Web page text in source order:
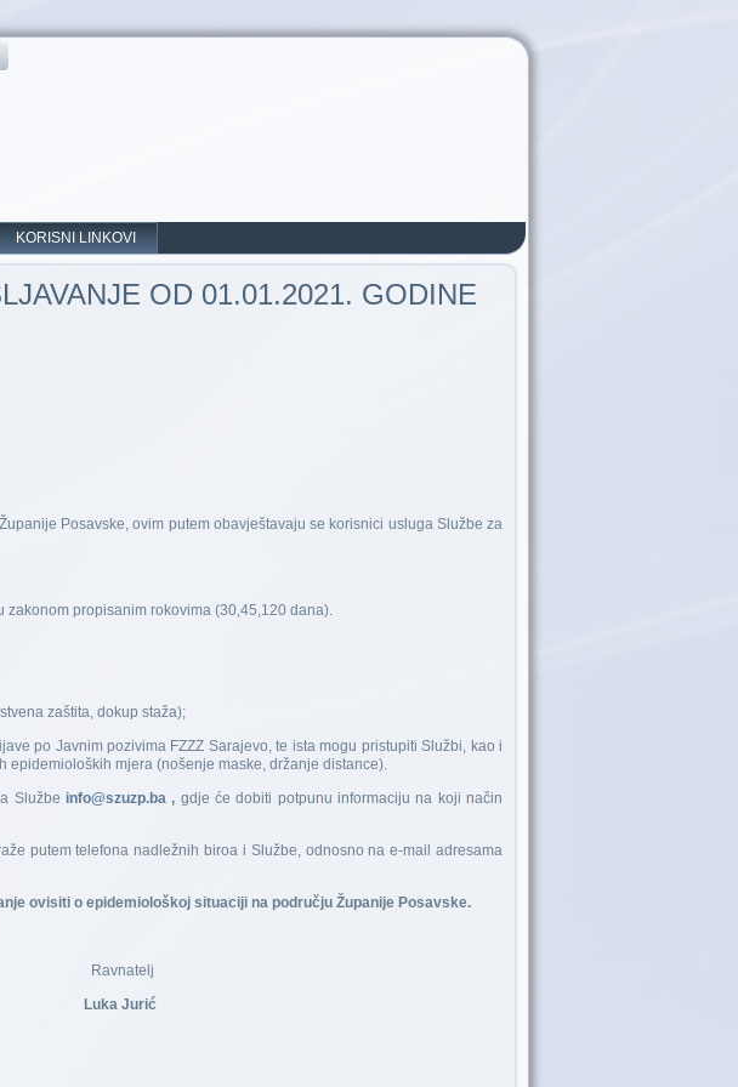
KORISNI LINKOVI
OD 01.01.2021. GODINE
Posavske, ovim putem obavještavaju se korisnici usluga Službe za
zakonom propisanim rokovima (30,45,120 dana).
zaštita, dokup staža);
po Javnim pozivima FZZZ Sarajevo, te ista mogu pristupiti Službi, kao i
mjera (nošenje maske, držanje distance).
Službe info@szuzp.ba, gdje će dobiti potpunu informaciju na koji način
putem telefona nadležnih biroa i Službe, odnosno na e-mail adresama
ovisiti o epidemiološkoj situaciji na području Županije Posavske.
Luka Jurić